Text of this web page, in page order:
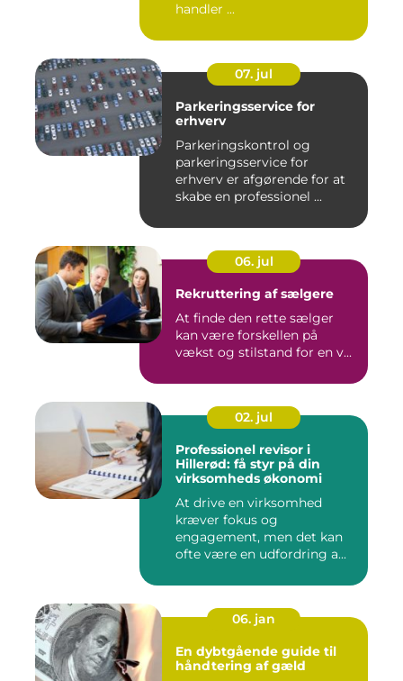
handler ...
07. jul
Parkeringsservice for
erhverv
Parkeringskontrol og
parkeringsservice for
erhverv er afgørende for at
skabe en professionel ...
06. jul
Rekruttering af sælgere
At finde den rette sælger
kan være forskellen på
vækst og stilstand for en v...
02. jul
Professionel revisor i
Hillerød: få styr på din
virksomheds økonomi
At drive en virksomhed
kræver fokus og
engagement, men det kan
ofte være en udfordring a...
06. jan
En dybtgående guide til
håndtering af gæld